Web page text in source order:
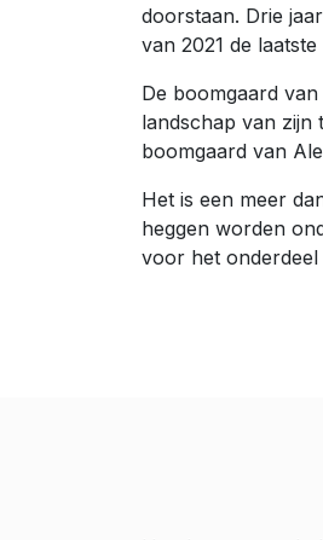
doorstaan. Drie
van 2021 de
De boomgaard
landschap van zijn
boomgaard van
Het is een meer
heggen worden
voor het